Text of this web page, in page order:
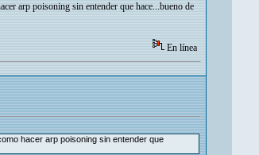
arp poisoning sin entender que hace...bueno de
En línea
hacer arp poisoning sin entender que